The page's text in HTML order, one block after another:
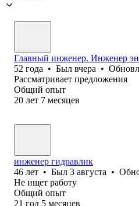
Главный инженер. Инженер
52 года • Был вчера •
Рассматривает предложения
Общий опыт
20 лет 7 месяцев
инженер гидравлик
46 лет • Был 3 августа •
Не ищет работу
Общий опыт
21 год 5 месяцев